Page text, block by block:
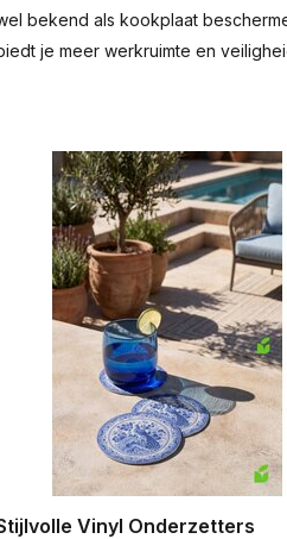
bekend als kookplaat
je meer werkruimte en
Vinyl Onderzetters